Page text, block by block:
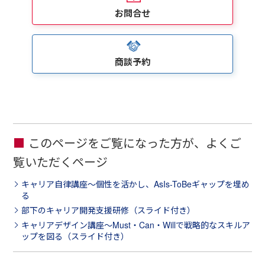
お問合せ
商談予約
このページをご覧になった方が、よくご
覧いただくページ
キャリア自律講座～個性を活かし、AsIs-ToBeギャップを埋め
る
部下のキャリア開発支援研修（スライド付き）
キャリアデザイン講座～Must・Can・Willで戦略的なスキルア
ップを図る（スライド付き）